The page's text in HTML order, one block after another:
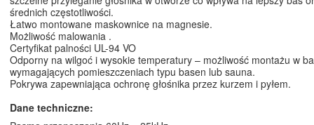
średnich częstotliwości.
Łatwo montowane maskownice na magnesie.
Możliwość malowania .
Certyfikat palności UL-94 VO
Odporny na wilgoć i wysokie temperatury – możliwość montażu w
wymagających pomieszczeniach typu basen lub sauna.
Pokrywa zapewniająca ochronę głośnika przez kurzem i pyłem.
Dane techniczne: